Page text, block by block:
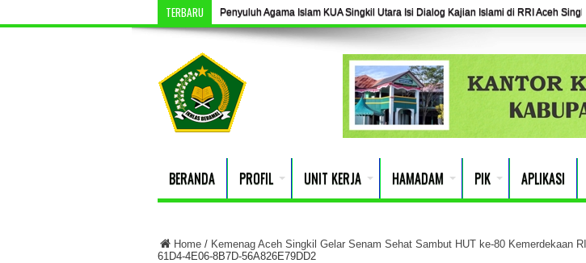
TERBARU Penyuluh Agama Islam KUA Singkil Utara Isi Dialog Kajian Islami di RRI Aceh Singkil
BERANDA PROFIL UNIT KERJA HAMADAM PIK APLIKASI
Home/ Kemenag Aceh Singkil Gelar Senam Sehat Sambut HUT ke-80 Kemerdekaan RI
61D4-4E06-8B7D-56A826E79DD2